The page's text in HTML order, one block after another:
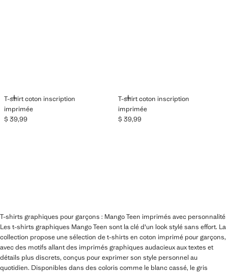
T-shirt coton inscription
imprimée
AJOUTER
Prix actuel [$ 39,99 ]
$ 39,99
T-shirt coton inscription
imprimée
AJOUTER
Prix actuel [$ 39,99 ]
$ 39,99
T-shirts graphiques pour garçons : Mango Teen imprimés avec personnalité
Les t-shirts graphiques Mango Teen sont la clé d'un look stylé sans effort. La
collection propose une sélection de t-shirts en coton imprimé pour garçons,
avec des motifs allant des imprimés graphiques audacieux aux textes et
détails plus discrets, conçus pour exprimer son style personnel au
quotidien. Disponibles dans des coloris comme le blanc cassé, le gris